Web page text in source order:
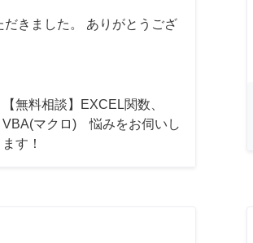
きました。 ありがとうござ
【無料相談】EXCEL関数、
VBA(マクロ) 悩みをお伺いし
ます！